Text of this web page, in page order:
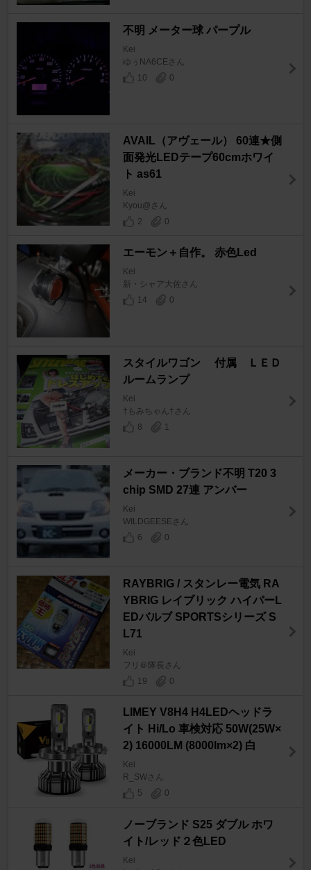
不明 メーター球 パープル
Kei
ゆぅNA6CEさん
10
0
AVAIL（アヴェール） 60連★側
面発光LEDテープ60cmホワイ
ト as61
Kei
Kyou@さん
2
0
エーモン＋自作。 赤色Led
Kei
新・シャア大佐さん
14
0
スタイルワゴン 付属 ＬＥＤ
ルームランプ
Kei
†もみちゃん†さん
8
1
メーカー・ブランド不明 T20 3
chip SMD 27連 アンバー
Kei
WILDGEESEさん
6
0
RAYBRIG / スタンレー電気 RA
YBRIG レイブリック ハイパーL
EDバルブ SPORTSシリーズ S
L71
Kei
フリ＠隊長さん
19
0
LIMEY V8H4 H4LEDヘッドラ
イト Hi/Lo 車検対応 50W(25W×
2) 16000LM (8000lm×2) 白
Kei
R_SWさん
5
0
ノーブランド S25 ダブル ホワ
イト/レッド２色LED
Kei